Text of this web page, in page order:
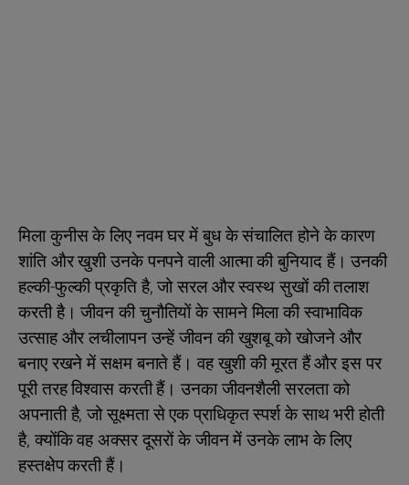
मिला कुनीस के लिए नवम घर में बुध के संचालित होने के कारण
शांति और खुशी उनके पनपने वाली आत्मा की बुनियाद हैं। उनकी
हल्की-फुल्की प्रकृति है, जो सरल और स्वस्थ सुखों की तलाश
करती है। जीवन की चुनौतियों के सामने मिला की स्वाभाविक
उत्साह और लचीलापन उन्हें जीवन की खुशबू को खोजने और
बनाए रखने में सक्षम बनाते हैं। वह खुशी की मूरत हैं और इस पर
पूरी तरह विश्वास करती हैं। उनका जीवनशैली सरलता को
अपनाती है, जो सूक्ष्मता से एक प्राधिकृत स्पर्श के साथ भरी होती
है, क्योंकि वह अक्सर दूसरों के जीवन में उनके लाभ के लिए
हस्तक्षेप करती हैं।